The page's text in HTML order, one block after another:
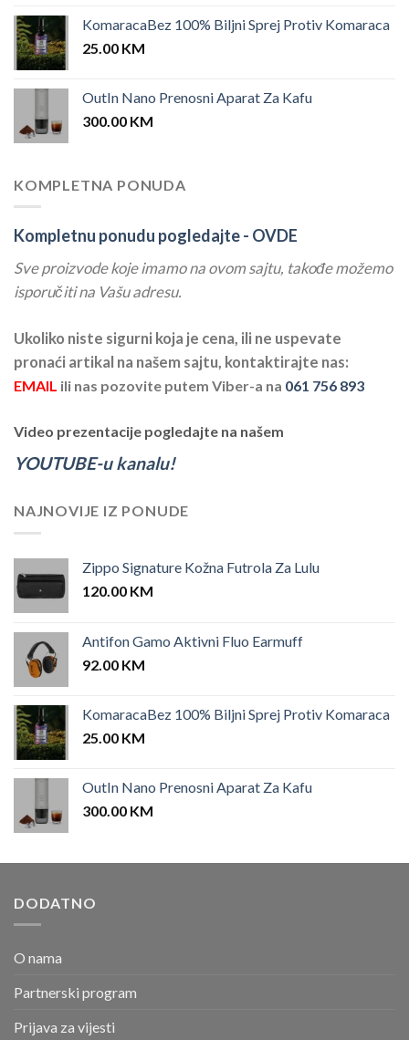
KomaracaBez 100% Biljni Sprej Protiv Komaraca
25.00 KM
OutIn Nano Prenosni Aparat Za Kafu
300.00 KM
KOMPLETNA PONUDA
Kompletnu ponudu pogledajte - OVDE
Sve proizvode koje imamo na ovom sajtu, takođe možemo
isporučiti na Vašu adresu.
Ukoliko niste sigurni koja je cena, ili ne uspevate
pronaći artikal na našem sajtu, kontaktirajte nas:
EMAIL ili nas pozovite putem Viber-a na 061 756 893
Video prezentacije pogledajte na našem
YOUTUBE-u kanalu!
NAJNOVIJE IZ PONUDE
Zippo Signature Kožna Futrola Za Lulu
120.00 KM
Antifon Gamo Aktivni Fluo Earmuff
92.00 KM
KomaracaBez 100% Biljni Sprej Protiv Komaraca
25.00 KM
OutIn Nano Prenosni Aparat Za Kafu
300.00 KM
DODATNO
O nama
Partnerski program
Prijava za vijesti